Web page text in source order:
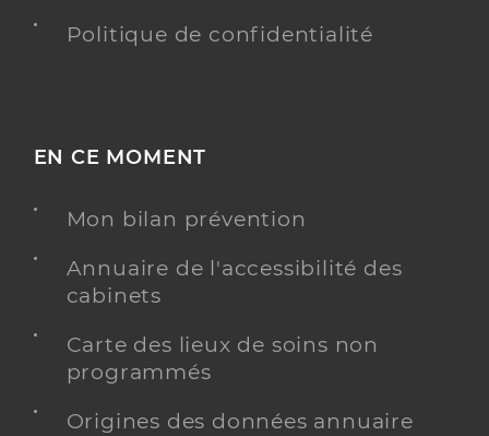
Politique de confidentialité
EN CE MOMENT
Mon bilan prévention
Annuaire de l'accessibilité des
cabinets
Carte des lieux de soins non
programmés
Origines des données annuaire